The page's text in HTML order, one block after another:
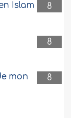
8
Islam
8
8
mon